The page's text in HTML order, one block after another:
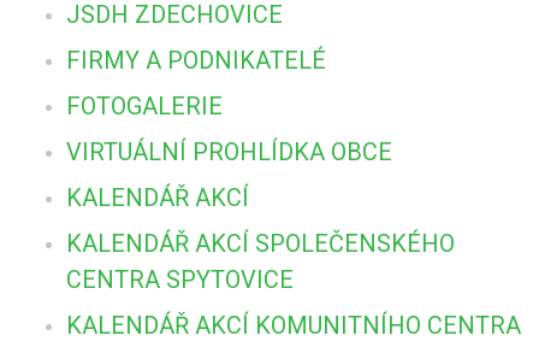
JSDH ZDECHOVICE
FIRMY A PODNIKATELÉ
FOTOGALERIE
VIRTUÁLNÍ PROHLÍDKA OBCE
KALENDÁŘ AKCÍ
KALENDÁŘ AKCÍ SPOLEČENSKÉHO
CENTRA SPYTOVICE
KALENDÁŘ AKCÍ KOMUNITNÍHO CENTRA